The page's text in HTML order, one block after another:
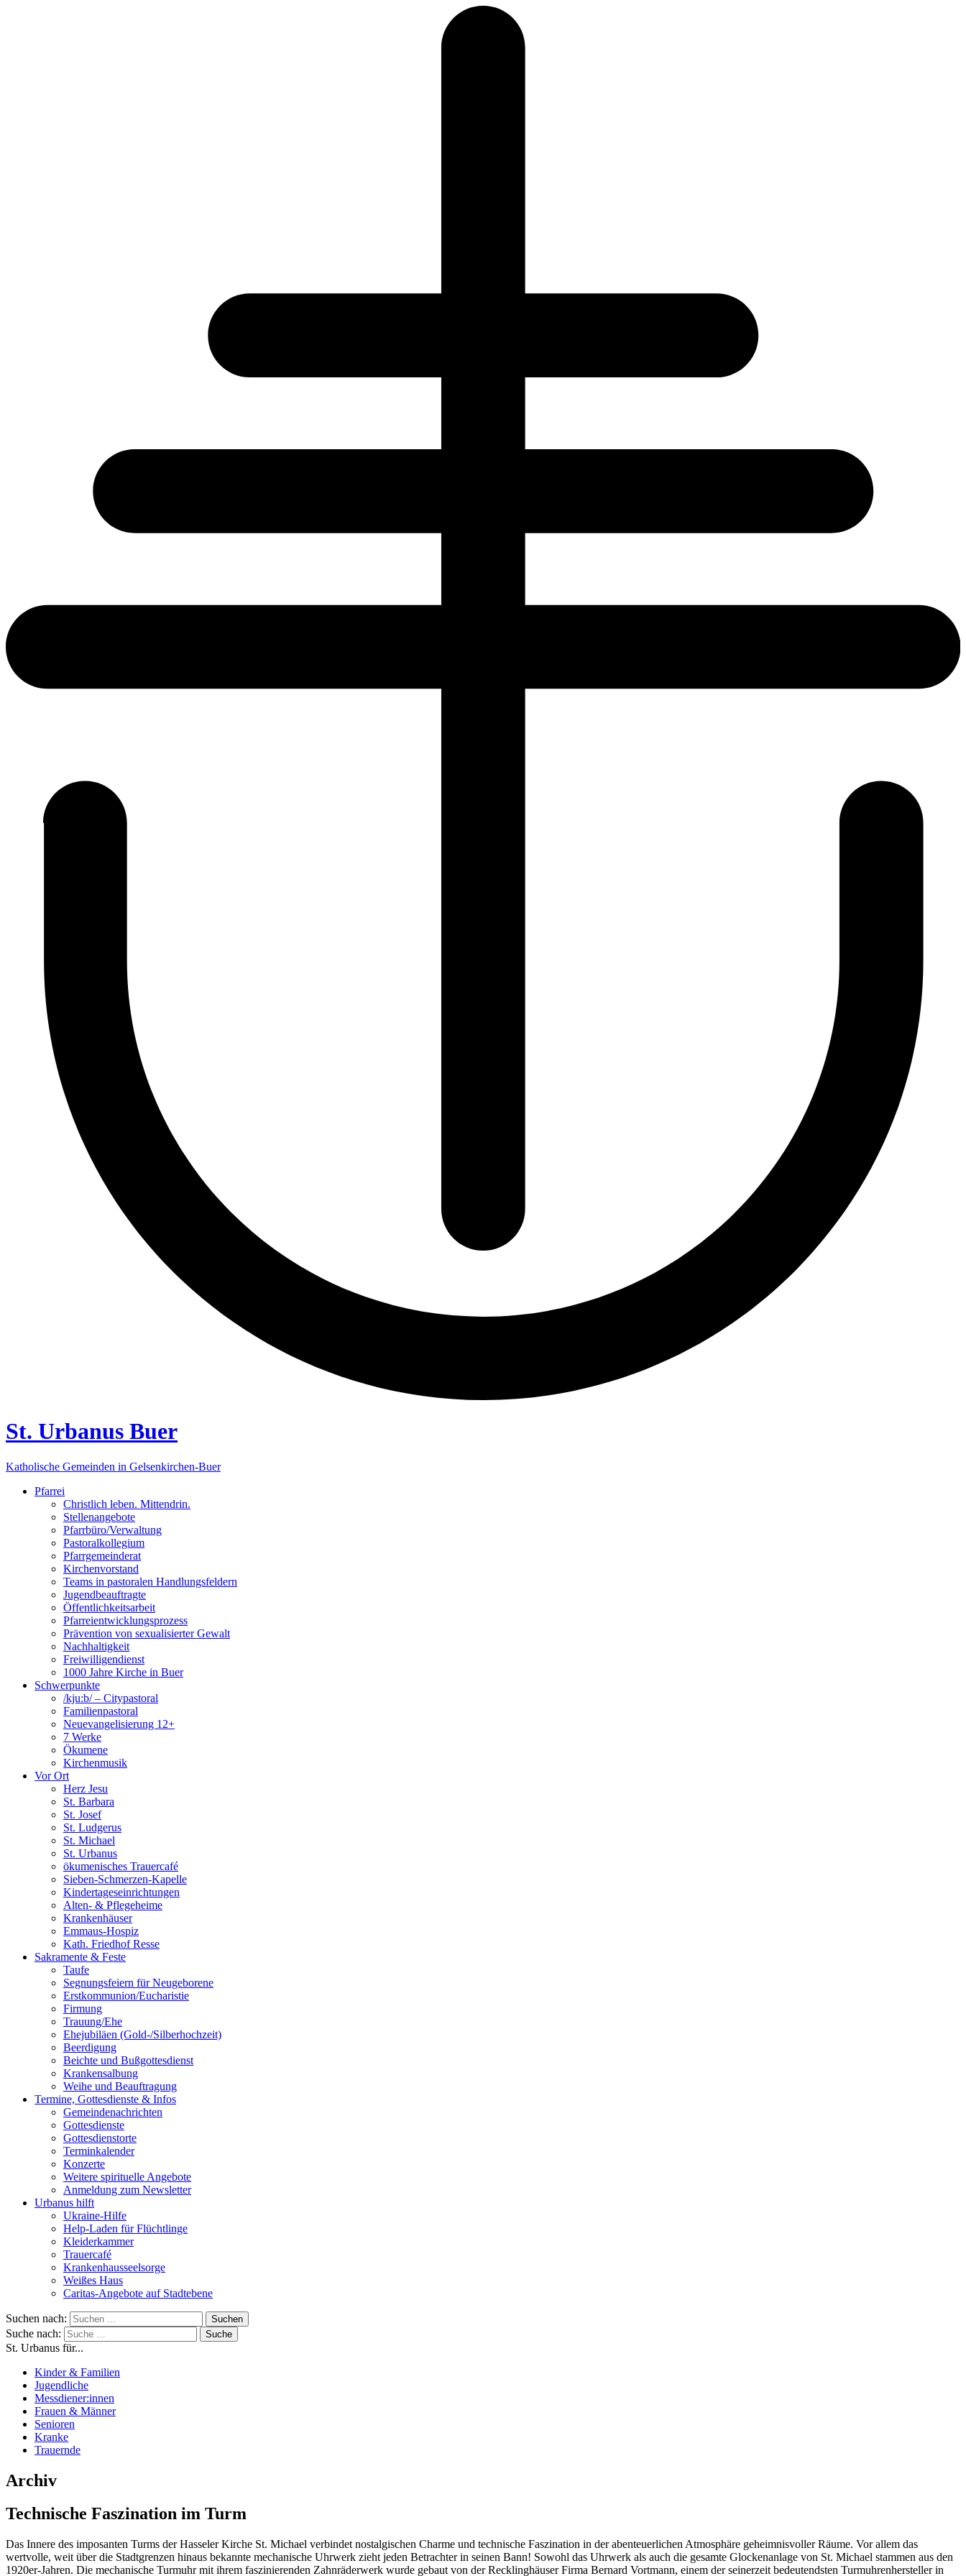
St. Urbanus Buer
Katholische Gemeinden in Gelsenkirchen-Buer
Pfarrei
Christlich leben. Mittendrin.
Stellenangebote
Pfarrbüro/Verwaltung
Pastoralkollegium
Pfarrgemeinderat
Kirchenvorstand
Teams in pastoralen Handlungsfeldern
Jugendbeauftragte
Öffentlichkeitsarbeit
Pfarreientwicklungsprozess
Prävention von sexualisierter Gewalt
Nachhaltigkeit
Freiwilligendienst
1000 Jahre Kirche in Buer
Schwerpunkte
/kju:b/ – Citypastoral
Familienpastoral
Neuevangelisierung 12+
7 Werke
Ökumene
Kirchenmusik
Vor Ort
Herz Jesu
St. Barbara
St. Josef
St. Ludgerus
St. Michael
St. Urbanus
ökumenisches Trauercafé
Sieben-Schmerzen-Kapelle
Kindertageseinrichtungen
Alten- & Pflegeheime
Krankenhäuser
Emmaus-Hospiz
Kath. Friedhof Resse
Sakramente & Feste
Taufe
Segnungsfeiern für Neugeborene
Erstkommunion/Eucharistie
Firmung
Trauung/Ehe
Ehejubiläen (Gold-/Silberhochzeit)
Beerdigung
Beichte und Bußgottesdienst
Krankensalbung
Weihe und Beauftragung
Termine, Gottesdienste & Infos
Gemeindenachrichten
Gottesdienste
Gottesdienstorte
Terminkalender
Konzerte
Weitere spirituelle Angebote
Anmeldung zum Newsletter
Urbanus hilft
Ukraine-Hilfe
Help-Laden für Flüchtlinge
Kleiderkammer
Trauercafé
Krankenhausseelsorge
Weißes Haus
Caritas-Angebote auf Stadtebene
Suchen nach:
Suche nach:
St. Urbanus für...
Kinder & Familien
Jugendliche
Messdiener:innen
Frauen & Männer
Senioren
Kranke
Trauernde
Archiv
Technische Faszination im Turm
Das Innere des imposanten Turms der Hasseler Kirche St. Michael verbindet nostalgischen Charme und technische Faszination in der abenteuerlichen Atmosphäre geheimnisvoller Räume. Vor allem das
wertvolle, weit über die Stadtgrenzen hinaus bekannte mechanische Uhrwerk zieht jeden Betrachter in seinen Bann! Sowohl das Uhrwerk als auch die gesamte Glockenanlage von St. Michael stammen aus den
1920er-Jahren. Die mechanische Turmuhr mit ihrem faszinierenden Zahnräderwerk wurde gebaut von der Recklinghäuser Firma Bernard Vortmann, einem der seinerzeit bedeutendsten Turmuhrenhersteller in